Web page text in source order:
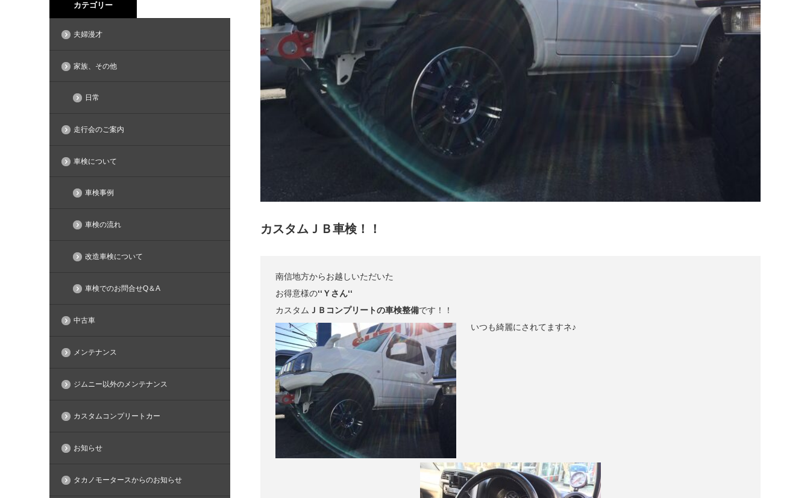
カスタムＪＢ車検！！
南信地方からお越しいただいた
お得意様の‘‘Ｙさん‘‘
カスタム ＪＢコンプリートの車検整備です！！
いつも綺麗にされてますネ♪
カテゴリー
夫婦漫才
家族、その他
日常
走行会のご案内
車検について
車検事例
車検の流れ
改造車検について
車検でのお問合せQ＆A
中古車
メンテナンス
ジムニー以外のメンテナンス
カスタムコンプリートカー
お知らせ
タカノモータースからのお知らせ